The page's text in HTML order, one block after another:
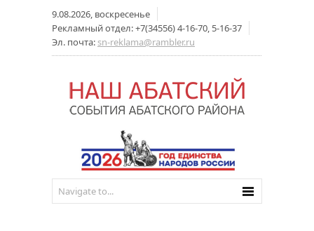
9.08.2026, воскресенье
Рекламный отдел: +7(34556) 4-16-70, 5-16-37
Эл. почта: sn-reklama@rambler.ru